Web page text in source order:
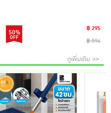
50%
฿ 295
฿ 594
ดูเพิ่มเติม >>